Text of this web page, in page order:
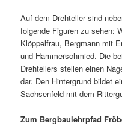
Auf dem Drehteller sind
folgende Figuren zu sehen:
Klöppelfrau, Bergmann mit
und Hammerschmied. Die
Drehtellers stellen einen
dar. Den Hintergrund bildet
Sachsenfeld mit dem
Zum Bergbaulehrpfad